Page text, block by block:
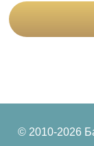
© 2010-2026